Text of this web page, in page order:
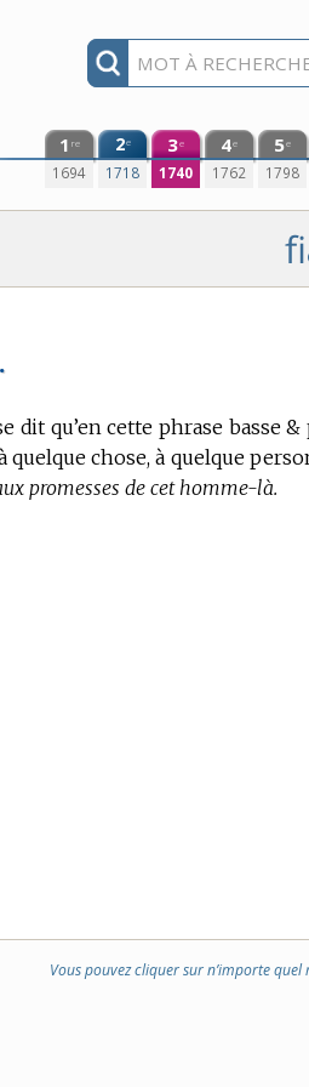
1 re
1694
2e
1718
3e
1740
4e
1762
5e
1798
dit qu’en cette phrase basse &
chose, à quelque
promesses de cet homme-là.
Vous pouvez cliquer sur n’importe